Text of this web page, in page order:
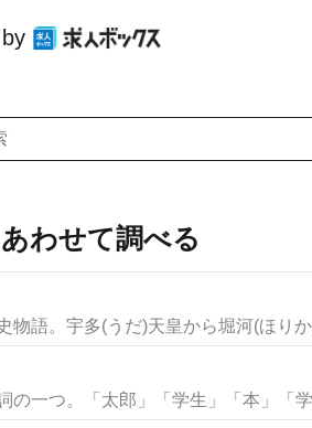
わせて調べる
物語。宇多(うだ)天皇から堀河(ほり
の一つ。「太郎」「学生」「本」「